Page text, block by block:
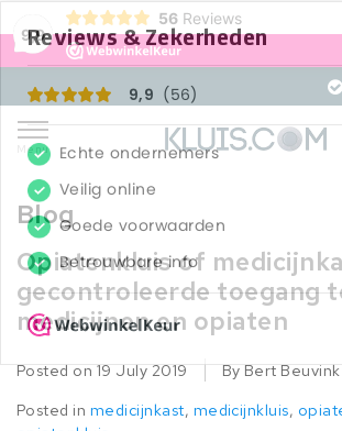
9,9
56 Reviews
Gecertificeerd
Menu
Blog
Opiatenkluis of
gecontroleerde toegang
medicijnen en opiaten
Posted on19 July 2019
By Bert Beuvink
Posted in medicijnkast medicijnkluis